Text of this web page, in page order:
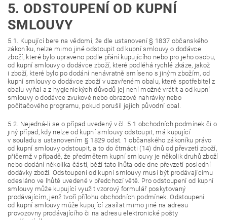
5. ODSTOUPENÍ OD KUPNÍ
SMLOUVY
5.1. Kupující bere na vědomí, že dle ustanovení § 1837 občanského
zákoníku, nelze mimo jiné odstoupit od kupní smlouvy o dodávce
zboží, které bylo upraveno podle přání kupujícího nebo pro jeho osobu,
od kupní smlouvy o dodávce zboží, které podléhá rychlé zkáze, jakož
i zboží, které bylo po dodání nenávratně smíseno s jiným zbožím, od
kupní smlouvy o dodávce zboží v uzavřeném obalu, které spotřebitel z
obalu vyňal a z hygienických důvodů jej není možné vrátit a od kupní
smlouvy o dodávce zvukové nebo obrazové nahrávky nebo
počítačového programu, pokud porušil jejich původní obal.
5.2. Nejedná-li se o případ uvedený v čl. 5.1 obchodních podmínek či o
jiný případ, kdy nelze od kupní smlouvy odstoupit, má kupující
v souladu s ustanovením § 1829 odst. 1 občanského zákoníku právo
od kupní smlouvy odstoupit, a to do čtrnácti (14) dnů od převzetí zboží,
přičemž v případě, že předmětem kupní smlouvy je několik druhů zboží
nebo dodání několika částí, běží tato lhůta ode dne převzetí poslední
dodávky zboží. Odstoupení od kupní smlouvy musí být prodávajícímu
odesláno ve lhůtě uvedené v předchozí větě. Pro odstoupení od kupní
smlouvy může kupující využit vzorový formulář poskytovaný
prodávajícím, jenž tvoří přílohu obchodních podmínek. Odstoupení
od kupní smlouvy může kupující zasílat mimo jiné na adresu
provozovny prodávajícího či na adresu elektronické pošty